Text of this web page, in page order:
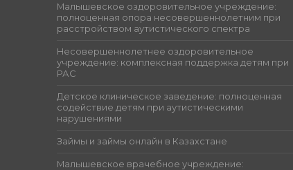
Малышевское оздоровительное учреждение:
полноценная опора несовершеннолетним при
расстройством аутистического спектра
Несовершеннолетнее оздоровительное
учреждение: комплексная поддержка детям при
РАС
Детское клиническое заведение: полноценная
содействие детям при аутистическими
нарушениями
Займы и займы онлайн в Казахстане
Малышевское врачебное учреждение: